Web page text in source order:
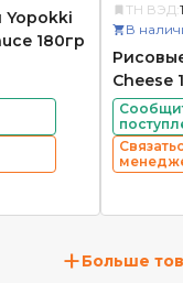
Yopokki
180гр
ТН ВЭД:
В
Cheese
+Больше